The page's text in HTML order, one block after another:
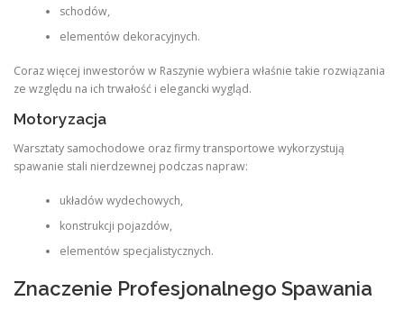
schodów,
elementów dekoracyjnych.
Coraz więcej inwestorów w Raszynie wybiera właśnie takie rozwiązania
ze względu na ich trwałość i elegancki wygląd.
Motoryzacja
Warsztaty samochodowe oraz firmy transportowe wykorzystują
spawanie stali nierdzewnej podczas napraw:
układów wydechowych,
konstrukcji pojazdów,
elementów specjalistycznych.
Znaczenie Profesjonalnego Spawania